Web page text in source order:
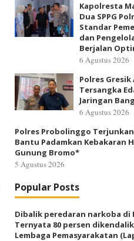
Kapolresta
Dua SPPG
Standar
dan
Berjalan
6 Agustus 2026
Polres Gresik
Tersangka
Jaringan
6 Agustus 2026
Polres Probolinggo
Bantu Padamkan Kebakaran
Gunung Bromo*
5 Agustus 2026
Popular Posts
Dibalik peredaran narkoba di
Ternyata 80 persen
Lembaga Pemasyarakatan